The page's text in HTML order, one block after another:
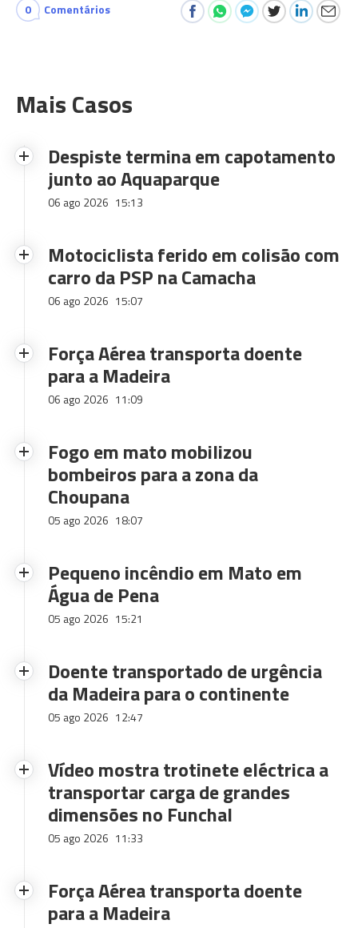
0 Comentários
Mais Casos
Despiste termina em capotamento
junto ao Aquaparque
06 ago 2026 15:13
Motociclista ferido em colisão com
carro da PSP na Camacha
06 ago 2026 15:07
Força Aérea transporta doente
para a Madeira
06 ago 2026 11:09
Fogo em mato mobilizou
bombeiros para a zona da
Choupana
05 ago 2026 18:07
Pequeno incêndio em Mato em
Água de Pena
05 ago 2026 15:21
Doente transportado de urgência
da Madeira para o continente
05 ago 2026 12:47
Vídeo mostra trotinete eléctrica a
transportar carga de grandes
dimensões no Funchal
05 ago 2026 11:33
Força Aérea transporta doente
para a Madeira